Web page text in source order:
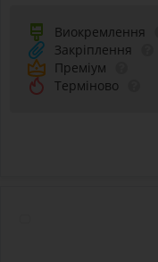
Виокремлення
Закріплення
Преміум
Терміново